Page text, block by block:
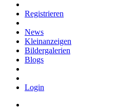
Registrieren
News
Kleinanzeigen
Bildergalerien
Blogs
Login